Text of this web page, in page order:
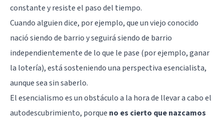
constante y resiste el paso del tiempo.
Cuando alguien dice, por ejemplo, que un viejo conocido
nació siendo de barrio y seguirá siendo de barrio
independientemente de lo que le pase (por ejemplo, ganar
la lotería), está sosteniendo una perspectiva esencialista,
aunque sea sin saberlo.
El esencialismo es un obstáculo a la hora de llevar a cabo el
autodescubrimiento, porque no es cierto que nazcamos